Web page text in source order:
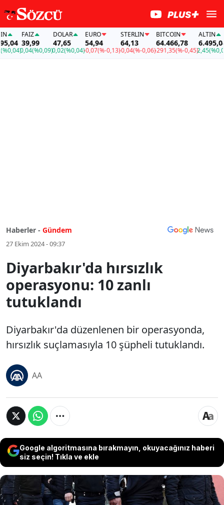
FAİZ
39,99
0,04(%0,09)
DOLAR
47,65
0,02(%0,04)
EURO
54,94
-0,07(%-0,13)
STERLIN
64,13
-0,04(%-0,06)
BITCOIN
64.466,78
-291,35(%-0,45)
ALTIN
6.495,04
2,45(%0,04)
Haberler - Gündem
27 Ekim 2024 - 09:37
Diyarbakır'da hırsızlık
operasyonu: 10 zanlı
tutuklandı
Diyarbakır'da düzenlenen bir operasyonda,
hırsızlık suçlamasıyla 10 şüpheli tutuklandı.
AA
Google algoritmasına bırakmayın, okuyacağınız haberi
siz seçin! Tıkla ve ekle